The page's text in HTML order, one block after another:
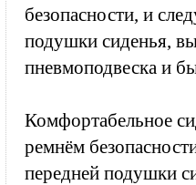
безопасности, и
подушки сиденья,
пневмоподвеска и
Комфортабельное
ремнём
передней подушки